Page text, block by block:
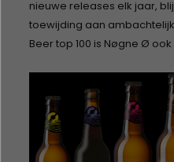
nieuwe releases elk jaar,
toewijding aan
Beer top 100 is Nøgne Ø